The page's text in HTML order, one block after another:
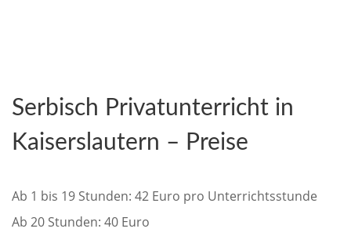
Serbisch Privatunterricht in
Kaiserslautern – Preise
Ab 1 bis 19 Stunden: 42 Euro pro Unterrichtsstunde
Ab 20 Stunden: 40 Euro